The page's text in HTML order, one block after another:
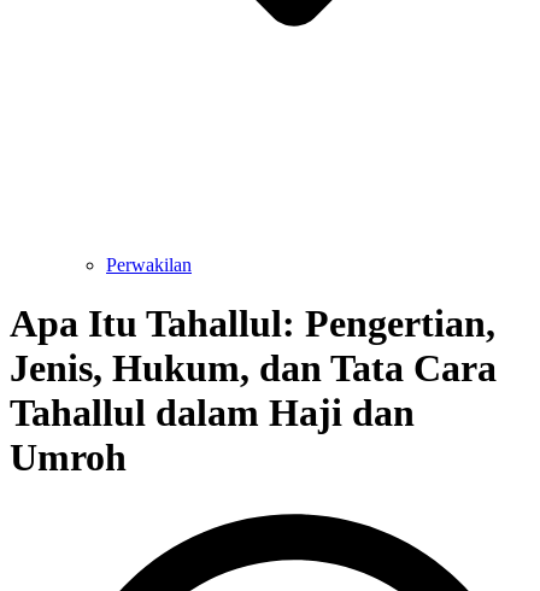
Perwakilan
Apa Itu Tahallul: Pengertian,
Jenis, Hukum, dan Tata Cara
Tahallul dalam Haji dan
Umroh